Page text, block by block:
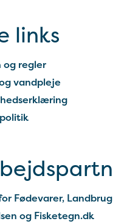
links
regler
vandpleje
Fødevarer,
og Fisketegn.dk